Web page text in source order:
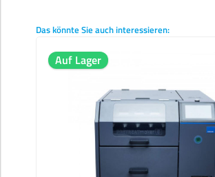
Produktgalerie überspringen
Das könnte Sie auch interessieren:
Auf Lager